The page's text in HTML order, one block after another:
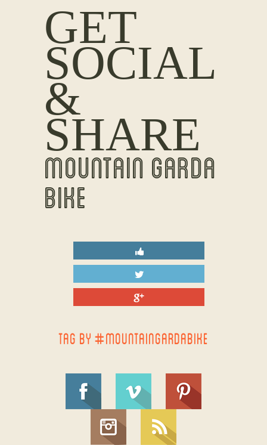
GET
SOCIAL
&
SHARE
MOUNTAIN GARDA
BIKE
TAG BY #MOUNTAINGARDABIKE